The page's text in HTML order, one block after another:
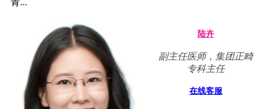
陆卉
副主任医师，集团正畸
专科主任
在线客服